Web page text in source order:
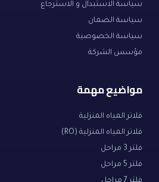
سياسة الاستبدال و الاسترجاع
سياسة الضمان
سياسة الخصوصية
مؤسس الشركة
مواضيع مهمة
فلاتر المياه المنزلية
فلاتر المياه المنزلية (RO)
فلتر 3 مراحل
فلتر 5 مراحل